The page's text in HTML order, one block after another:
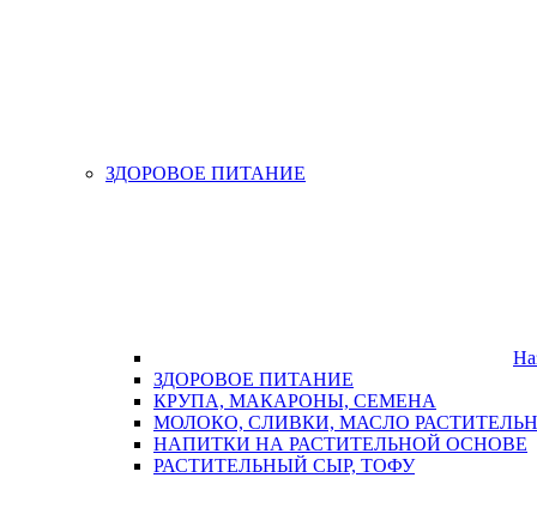
ЗДОРОВОЕ ПИТАНИЕ
ЗДОРОВОЕ ПИТАНИЕ
КРУПА, МАКАРОНЫ, СЕМЕНА
МОЛОКО, СЛИВКИ, МАСЛО
НАПИТКИ НА РАСТИТЕЛЬНОЙ ОСНОВЕ
РАСТИТЕЛЬНЫЙ СЫР, ТОФУ